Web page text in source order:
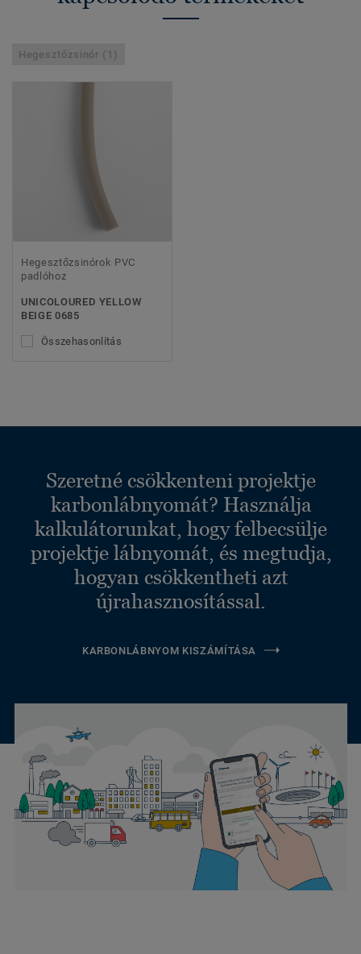
Hegesztőzsinór (1)
Hegesztőzsinórok PVC
padlóhoz
UNICOLOURED YELLOW
BEIGE 0685
Összehasonlítás
Szeretné csökkenteni projektje
karbonlábnyomát? Használja
kalkulátorunkat, hogy felbecsülje
projektje lábnyomát, és megtudja,
hogyan csökkentheti azt
újrahasznosítással.
KARBONLÁBNYOM KISZÁMÍTÁSA